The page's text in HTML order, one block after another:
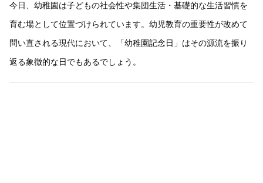
今日、幼稚園は子どもの社会性や集団生活・基礎的な生活習慣を
育む場として位置づけられています。幼児教育の重要性が改めて
問い直される現代において、「幼稚園記念日」はその源流を振り
返る象徴的な日でもあるでしょう。